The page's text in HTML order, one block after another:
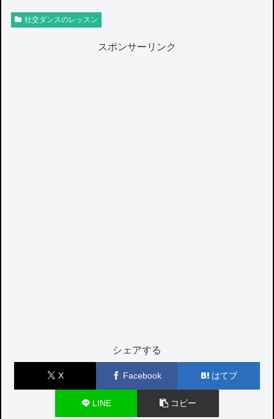
社交ダンスのレッスン
スポンサーリンク
シェアする
X Facebook はてブ
LINE コピー